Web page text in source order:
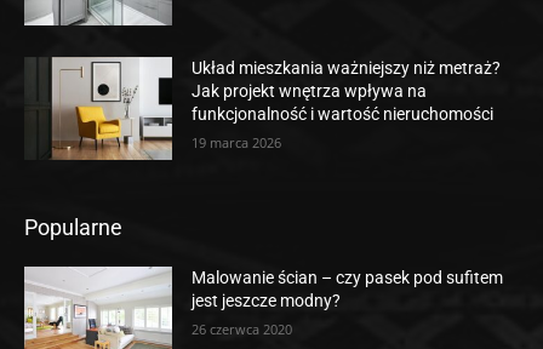
Układ mieszkania ważniejszy niż metraż?
Jak projekt wnętrza wpływa na
funkcjonalność i wartość nieruchomości
19 marca 2026
Popularne
Malowanie ścian – czy pasek pod sufitem
jest jeszcze modny?
26 czerwca 2020